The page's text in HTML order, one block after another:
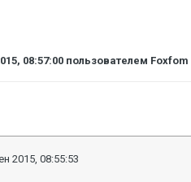
08:57:00 пользователем Foxfom
2015, 08:55:53